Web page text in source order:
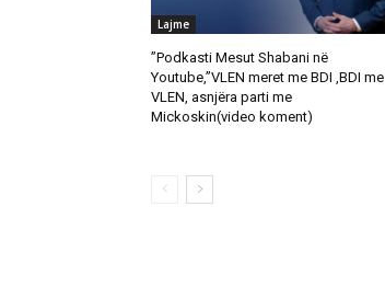
Lajme
”Podkasti Mesut Shabani në
Youtube,”VLEN meret me BDI ,BDI me
VLEN, asnjëra parti me
Mickoskin(video koment)